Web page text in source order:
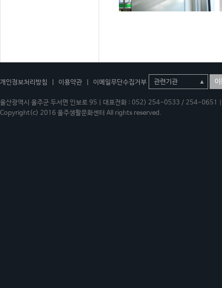
개인정보처리방침 이용약관 이메일무단수집거부 이
울산광역시 울주군 두서면 인보로 95 | 대표전화 : 052) 254-0533 / 254-
Copyright(c) 2016 울주생활문화센터 All rights reserved.